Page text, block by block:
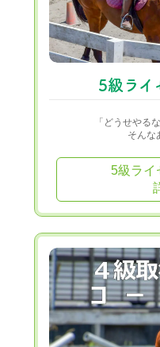
5級ライ
「どうせやる
そんな
5級ライ